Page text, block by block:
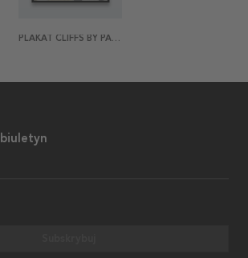
PLAKAT CLIFFS BY PAUL NASH